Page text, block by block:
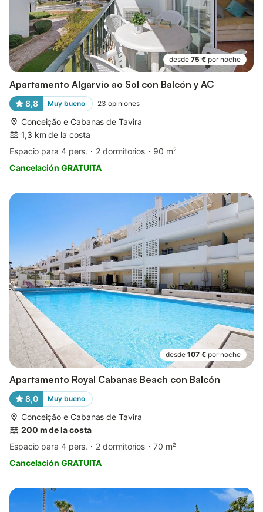
desde 75 € por noche
Apartamento Algarvio ao Sol con Balcón y AC
8,8 Muy bueno 23 opiniones
Conceição e Cabanas de Tavira
1,3 km de la costa
Espacio para 4 pers.
2 dormitorios
90 m²
Cancelación GRATUITA
desde 107 € por noche
Apartamento Royal Cabanas Beach con Balcón
8,0 Muy bueno
Conceição e Cabanas de Tavira
200 m de la costa
Espacio para 4 pers.
2 dormitorios
70 m²
Cancelación GRATUITA